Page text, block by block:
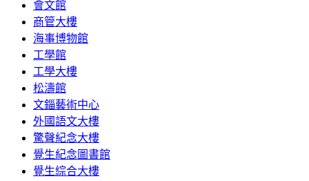
會文館
商管大樓
海事博物館
工學館
工學大樓
松濤館
文錙藝術中心
外國語文大樓
驚聲紀念大樓
覺生紀念圖書館
覺生綜合大樓